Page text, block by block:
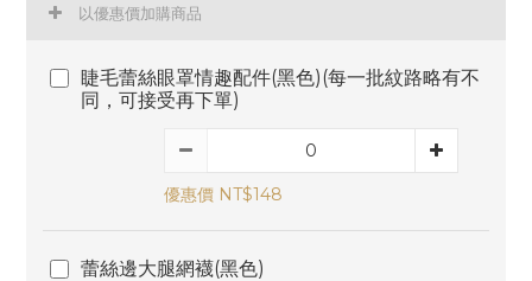
以優惠價加購商品
睫毛蕾絲眼罩情趣配件(黑色)(每一批紋路略有不
同，可接受再下單)
優惠價 NT$148
蕾絲邊大腿網襪(黑色)